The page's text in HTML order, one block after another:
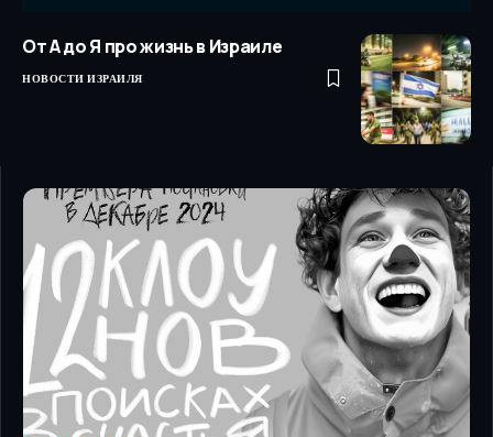
От А до Я про жизнь в Израиле
НОВОСТИ ИЗРАИЛЯ